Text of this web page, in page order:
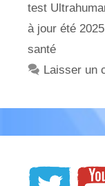
test
à jour été 2025
santé
Laisser un